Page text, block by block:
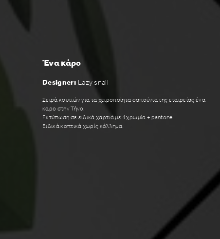
Ένα κάρο
Designer: Lazy snail
Σειρά κουτιών για τα χειροποίητα σαπούνια της εταιρείας ένα
κάρο στην Τήνο.
Εκτύπωση σε ειδικά χαρτιά με 4χρωμία + pantone.
Eιδικά κοπτικά χωρίς κόλλημα.